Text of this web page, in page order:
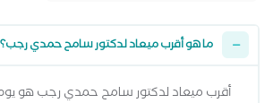
ما هو أقرب ميعاد لدكتور سامح حمدي رجب؟